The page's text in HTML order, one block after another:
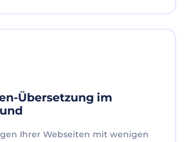
Übersetzung im
Ihrer Webseiten mit wenigen